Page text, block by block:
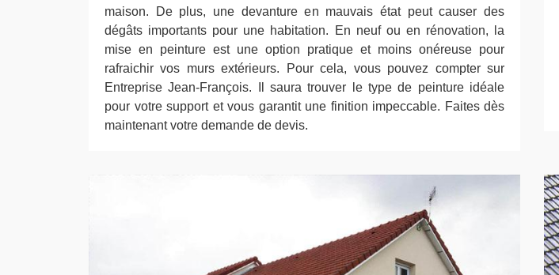
maison. De plus, une devanture en mauvais état peut causer des
dégâts importants pour une habitation. En neuf ou en rénovation, la
mise en peinture est une option pratique et moins onéreuse pour
rafraichir vos murs extérieurs. Pour cela, vous pouvez compter sur
Entreprise Jean-François. Il saura trouver le type de peinture idéale
pour votre support et vous garantit une finition impeccable. Faites dès
maintenant votre demande de devis.